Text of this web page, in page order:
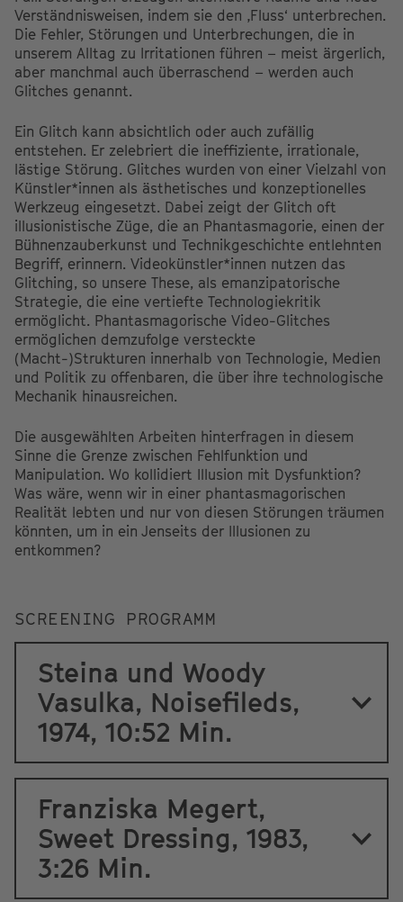
Verständnisweisen, indem sie den ‚Fluss‘ unterbrechen.
Die Fehler, Störungen und Unterbrechungen, die in
unserem Alltag zu Irritationen führen – meist ärgerlich,
aber manchmal auch überraschend – werden auch
Glitches genannt.
Ein Glitch kann absichtlich oder auch zufällig
entstehen. Er zelebriert die ineffiziente, irrationale,
lästige Störung. Glitches wurden von einer Vielzahl von
Künstler*innen als ästhetisches und konzeptionelles
Werkzeug eingesetzt. Dabei zeigt der Glitch oft
illusionistische Züge, die an Phantasmagorie, einen der
Bühnenzauberkunst und Technikgeschichte entlehnten
Begriff, erinnern. Videokünstler*innen nutzen das
Glitching, so unsere These, als emanzipatorische
Strategie, die eine vertiefte Technologiekritik
ermöglicht. Phantasmagorische Video-Glitches
ermöglichen demzufolge versteckte
(Macht-)Strukturen innerhalb von Technologie, Medien
und Politik zu offenbaren, die über ihre technologische
Mechanik hinausreichen.
Die ausgewählten Arbeiten hinterfragen in diesem
Sinne die Grenze zwischen Fehlfunktion und
Manipulation. Wo kollidiert Illusion mit Dysfunktion?
Was wäre, wenn wir in einer phantasmagorischen
Realität lebten und nur von diesen Störungen träumen
könnten, um in ein Jenseits der Illusionen zu
entkommen?
SCREENING PROGRAMM
Steina und Woody
Vasulka, Noisefileds,
1974, 10:52 Min.
Franziska Megert,
Sweet Dressing, 1983,
3:26 Min.